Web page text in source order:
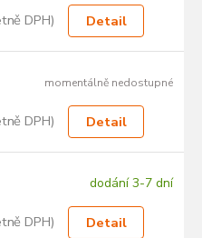
DPH) Detail
momentálně nedostupné
DPH) Detail
dodání 3-7 dní
DPH) Detail